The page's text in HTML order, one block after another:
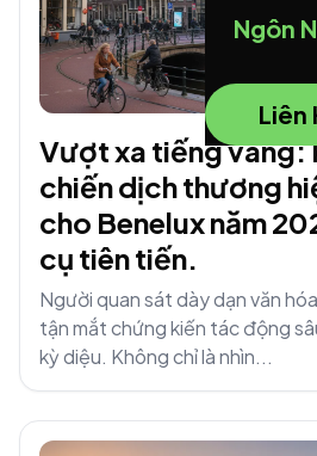
Ngôn
Liên
Vượt xa tiếng vang:
chiến dịch thương
cho Benelux năm
cụ tiên tiến.
Người quan sát dày dạn văn
tận mắt chứng kiến tác động
kỳ diệu. Không chỉ là nhìn...